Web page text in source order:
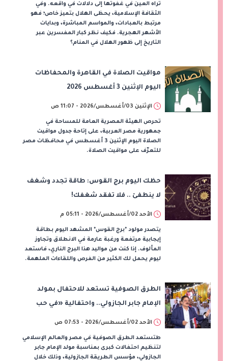
تراه العين في غفوتها إلى دلالات في واقعه. وفي
الثقافة الإسلامية، يحظى الهلال بتميز خاص؛ فهو
مرتبط بالعبادات، والمواسم المباشرة، وبدايات
الأشهر الهجرية. فكيف نظر كبار المفسرين عبر
التاريخ إلى ظهور الهلال في المنام؟
مواقيت الصلاة في القاهرة والمحفاظات
اليوم الإثنين 3 أغسطس 2026
الإثنين 03/أغسطس/2026 - 11:07 ص
تحرص الهيئة المصرية العامة للمساحة في
جمهورية مصر العربية، على إتاحة جدول مواقيت
الصلاة اليوم الإثنين 3 أغسطس في محافظات مصر
للتعرّف على مواقيت الصلاة.
حظك اليوم برج القوس: طاقة تجدد وشغف
لا ينطفئ .. فلا تفقد شغفك!
الأحد 02/أغسطس/2026 - 05:11 م
يتصدر مولود *برج القوس* المشهد اليوم بطاقة
إيجابية مرتفعة ورغبة عارمة في الانطلاق وتجاوز
المألوف. إذا كنت من مواليد هذا البرج الناري، فاستعد
ليوم يحمل لك الكثير من الفرص واللقاءات الملهمة.
الطرق الصوفية تستعد للاحتفال بمولد
الإمام جابر الجازولي.. واحتفالية «في حب
مصر» 6 أغسطس
الأحد 02/أغسطس/2026 - 07:53 ص
طتستعد الطرق الصوفية في مصر والعالم الإسلامي
لتنظيم احتفالات كبرى بمناسبة مولد الإمام جابر
الجازولي، مؤسس الطريقة الجازولية، وذلك خلال